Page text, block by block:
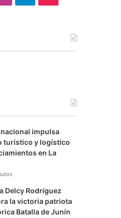
r
a
m
a
m
impulsa
turístico y logístico
en La
Delcy Rodríguez
la victoria patriota
Batalla de Junín